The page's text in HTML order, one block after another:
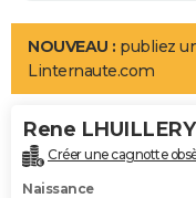
LIFESTYLE
Art de vivre
Bien-être
Loisirs
Mode
Modes de vie
Alimentation
Guide de la santé
Maladies
Médicaments
Sommeil
VOYAGE
Destinations
City break
Voyage nature
Voyage de noces
Forum
Climat
+PHOTO
NOUVEAU : publiez
Linternaute.com
Rene LHUILLERY
Créer une cagnotte
Naissance